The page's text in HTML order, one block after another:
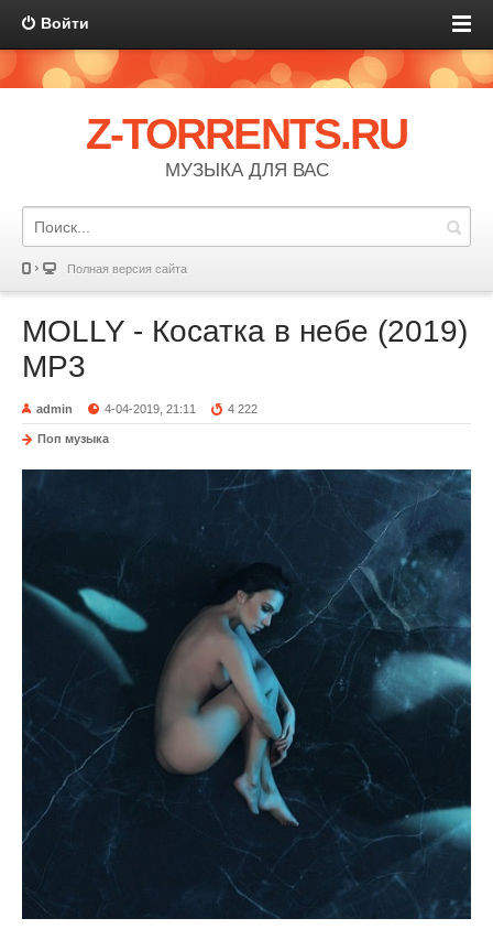
Войти
Z-TORRENTS.RU
МУЗЫКА ДЛЯ ВАС
Полная версия сайта
MOLLY - Косатка в небе (2019)
MP3
admin 4-04-2019, 21:11 4 222
Поп музыка